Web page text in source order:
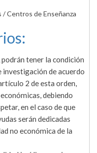
/ Centros de Enseñanza
tener la condición
de acuerdo
2 de esta orden,
debiendo
en el caso de que
serán dedicadas
no económica de la